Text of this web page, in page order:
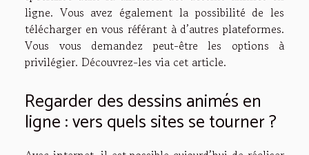
ligne. Vous avez également la possibilité de les
télécharger en vous référant à d’autres plateformes.
Vous vous demandez peut-être les options à
privilégier. Découvrez-les via cet article.
Regarder des dessins animés en
ligne : vers quels sites se tourner ?